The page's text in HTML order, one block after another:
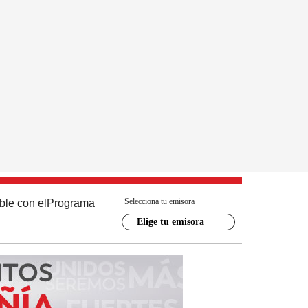
con el Programa Selecciona tu emisora
Elige tu emisora